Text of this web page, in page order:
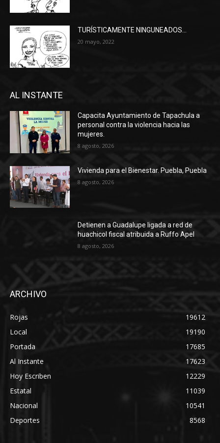
TURÍSTICAMENTE NINGUNEADOS…
20 mayo, 2022
AL INSTANTE
Capacita Ayuntamiento de Tapachula a
personal contra la violencia hacia las
mujeres.
8 agosto, 2026
Vivienda para el Bienestar. Puebla, Puebla
8 agosto, 2026
Detienen a Guadalupe ligada a red de
huachicol fiscal atribuida a Ruffo Apel
8 agosto, 2026
ARCHIVO
Rojas
19612
Local
19190
Portada
17685
Al Instante
17623
Hoy Escriben
12229
Estatal
11039
Nacional
10541
Deportes
8568